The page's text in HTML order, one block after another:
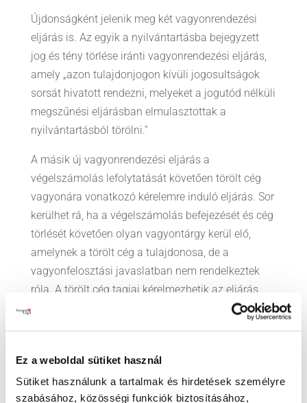
Ez a weboldal sütiket használ
Sütiket használunk a tartalmak és hirdetések személyre
szabásához, közösségi funkciók biztosításához,
Újdonságként jelenik meg két vagyonrendezési
eljárás is. Az egyik a nyilvántartásba bejegyzett
jog és tény törlése iránti vagyonrendezési eljárás,
amely „azon tulajdonjogon kívüli jogosultságok
sorsát hivatott rendezni, melyeket a jogutód nélküli
megszűnési eljárásban elmulasztottak a
nyilvántartásból törölni.”
A másik új vagyonrendezési eljárás a
végelszámolás lefolytatását követően törölt cég
vagyonára vonatkozó kérelemre induló eljárás. Sor
kerülhet rá, ha a végelszámolás befejezését és cég
törlését követően olyan vagyontárgy kerül elő,
amelynek a törölt cég a tulajdonosa, de a
vagyonfelosztási javaslatban nem rendelkeztek
róla. A törölt cég tagjai kérelmezhetik az eljárás
megindítását.
megvolt annak a lehetősége, hogy az OBH-tól
igazolást kérjenek arról, hogy
nincs ellenük
benyújtva jogerősen még el nem bírált